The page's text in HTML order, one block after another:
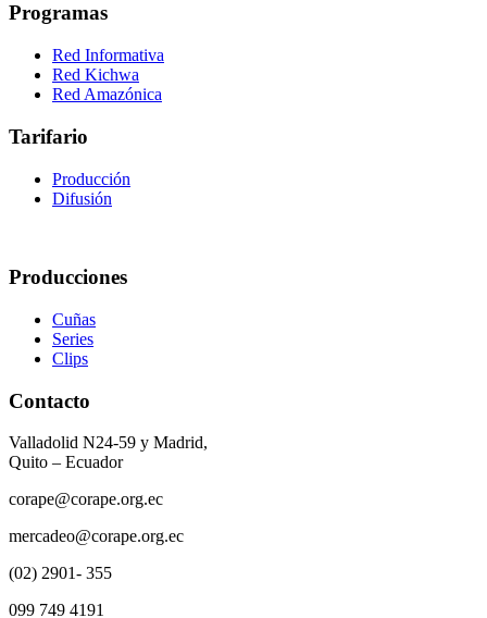
Programas
Red Informativa
Red Kichwa
Red Amazónica
Tarifario
Producción
Difusión
Producciones
Cuñas
Series
Clips
Contacto
Valladolid N24-59 y Madrid,
Quito – Ecuador
corape@corape.org.ec
mercadeo@corape.org.ec
(02) 2901- 355
099 749 4191